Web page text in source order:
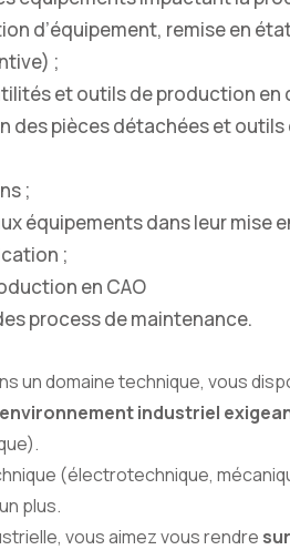
d’équipement, remise en
;
et outils de production
pièces détachées et
;
équipements dans leur mise
;
en CAO
process de maintenance.
un domaine technique, vous
environnement industriel
(électrotechnique,
plus.
vous aimez vous rendre